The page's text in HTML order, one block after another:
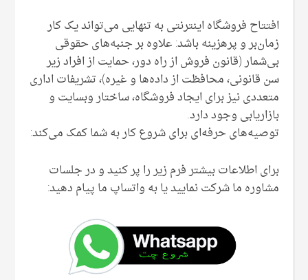
افتتاح فروشگاه اینترنتی به تنهایی می‌تواند یک کار
زمان‌بر و پرهزینه باشد: علاوه بر جنبه‌های حقوقی
بی‌شمار (قانون فروش از راه دور، حمایت از افراد زیر
سن قانونی، محافظت از داده‌ها و غیره)، تشریفات اداری
متعددی نیز برای ایجاد فروشگاه، ساختار وبسایت و
بازاریابی وجود دارد.
توصیه‌های حرفه‌ای برای شروع کار به شما کمک می‌کند:
برای اطلاعات بیشتر فرم زیر را پر کنید و در جلسات
مشاوره ما شرکت نمایید یا به واتساپ ما پیام دهید: